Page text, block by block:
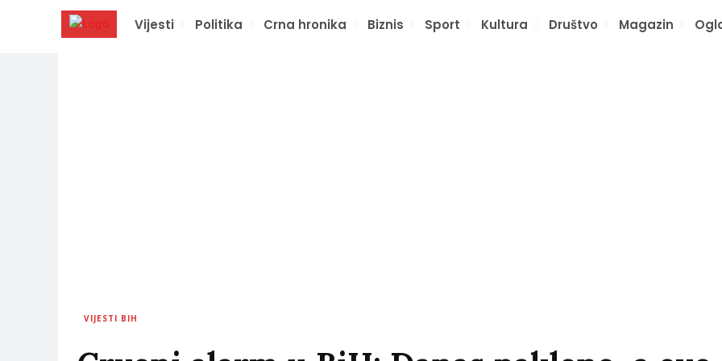
Vijesti Politika Crna hronika Biznis Sport Kultura Društvo Magazin
VIJESTI BIH